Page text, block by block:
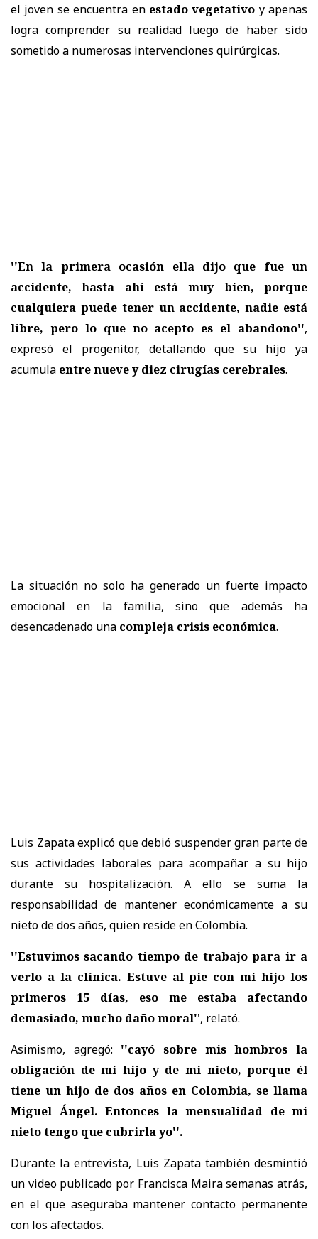
el joven se encuentra en estado vegetativo y apenas
logra comprender su realidad luego de haber sido
sometido a numerosas intervenciones quirúrgicas.
''En la primera ocasión ella dijo que fue un
accidente, hasta ahí está muy bien, porque
cualquiera puede tener un accidente, nadie está
libre, pero lo que no acepto es el abandono'',
expresó el progenitor, detallando que su hijo ya
acumula entre nueve y diez cirugías cerebrales.
La situación no solo ha generado un fuerte impacto
emocional en la familia, sino que además ha
desencadenado una compleja crisis económica.
Luis Zapata explicó que debió suspender gran parte de
sus actividades laborales para acompañar a su hijo
durante su hospitalización. A ello se suma la
responsabilidad de mantener económicamente a su
nieto de dos años, quien reside en Colombia.
''Estuvimos sacando tiempo de trabajo para ir a
verlo a la clínica. Estuve al pie con mi hijo los
primeros 15 días, eso me estaba afectando
demasiado, mucho daño moral'', relató.
Asimismo, agregó: ''cayó sobre mis hombros la
obligación de mi hijo y de mi nieto, porque él
tiene un hijo de dos años en Colombia, se llama
Miguel Ángel. Entonces la mensualidad de mi
nieto tengo que cubrirla yo''.
Durante la entrevista, Luis Zapata también desmintió
un video publicado por Francisca Maira semanas atrás,
en el que aseguraba mantener contacto permanente
con los afectados.